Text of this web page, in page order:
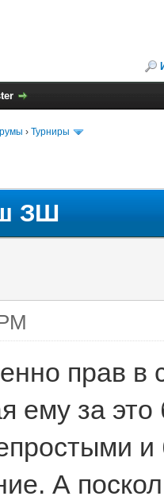
› Турниры
ЗШ
прав в
ему за
А